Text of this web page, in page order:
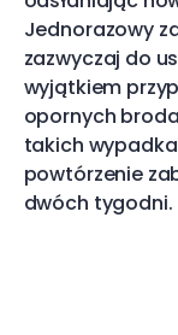
Jednorazowy
zazwyczaj do
wyjątkiem
opornych
takich
powtórzenie
dwóch tygodni.